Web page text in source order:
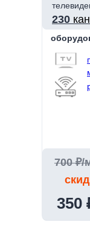
230
350
700 ₽/